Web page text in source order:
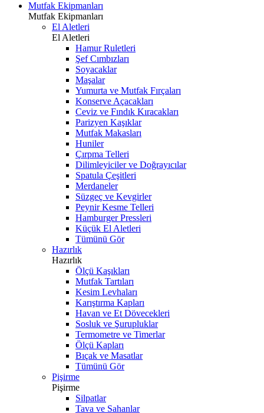
Mutfak Ekipmanları
Mutfak Ekipmanları
El Aletleri
El Aletleri
Hamur Ruletleri
Şef Cımbızları
Soyacaklar
Maşalar
Yumurta ve Mutfak Fırçaları
Konserve Açacakları
Ceviz ve Fındık Kıracakları
Parizyen Kaşıklar
Mutfak Makasları
Huniler
Çırpma Telleri
Dilimleyiciler ve Doğrayıcılar
Spatula Çeşitleri
Merdaneler
Süzgeç ve Kevgirler
Peynir Kesme Telleri
Hamburger Pressleri
Küçük El Aletleri
Tümünü Gör
Hazırlık
Hazırlık
Ölçü Kaşıkları
Mutfak Tartıları
Kesim Levhaları
Karıştırma Kapları
Havan ve Et Dövecekleri
Sosluk ve Şurupluklar
Termometre ve Timerlar
Ölçü Kapları
Bıçak ve Masatlar
Tümünü Gör
Pişirme
Pişirme
Silpatlar
Tava ve Sahanlar